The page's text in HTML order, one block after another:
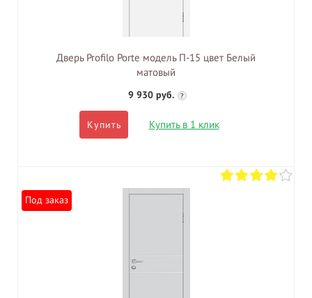
Дверь Profilo Porte модель П-15 цвет Белый
матовый
9 930 руб. ?
Купить Купить в 1 клик
Под заказ